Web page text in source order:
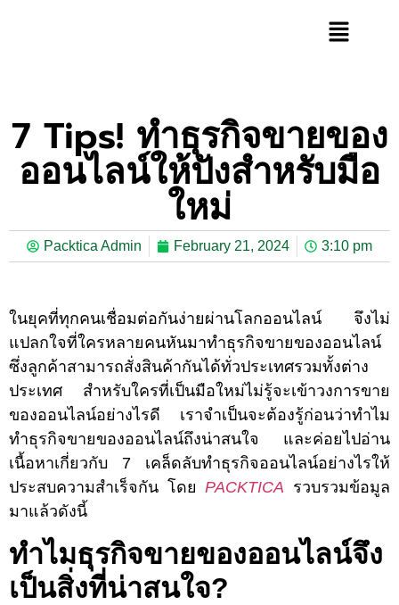
7 Tips! ทำธุรกิจขายของ
ออนไลน์ให้ปังสำหรับมือ
ใหม่
Packtica Admin February 21, 2024 3:10 pm
ในยุคที่ทุกคนเชื่อมต่อกันง่ายผ่านโลกออนไลน์ จึงไม่
แปลกใจที่ใครหลายคนหันมาทำธุรกิจขายของออนไลน์
ซึ่งลูกค้าสามารถสั่งสินค้ากันได้ทั่วประเทศรวมทั้งต่าง
ประเทศ สำหรับใครที่เป็นมือใหม่ไม่รู้จะเข้าวงการขาย
ของออนไลน์อย่างไรดี เราจำเป็นจะต้องรู้ก่อนว่าทำไม
ทำธุรกิจขายของออนไลน์ถึงน่าสนใจ และค่อยไปอ่าน
เนื้อหาเกี่ยวกับ 7 เคล็ดลับทำธุรกิจออนไลน์อย่างไรให้
ประสบความสำเร็จกัน โดยPACKTICA รวบรวมข้อมูล
มาแล้วดังนี้
ทำไมธุรกิจขายของออนไลน์จึง
เป็นสิ่งที่น่าสนใจ?